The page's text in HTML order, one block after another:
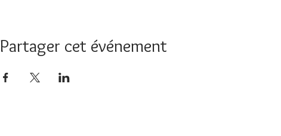
Partager cet événement